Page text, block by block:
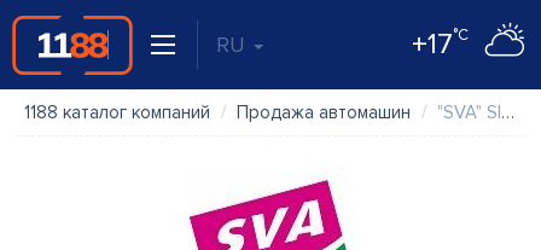
RU +17°C
1188 каталог компаний Продажа автомашин "SVA" SIA autocentrs